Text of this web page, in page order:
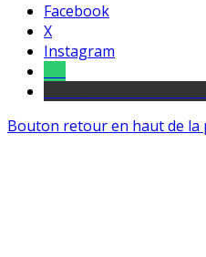
Facebook
X
Instagram
Bouton retour en haut de la